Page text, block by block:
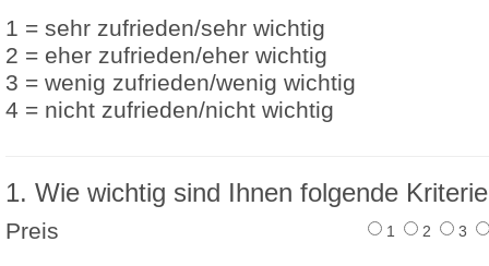
1 = sehr zufrieden/sehr wichtig
2 = eher zufrieden/eher wichtig
3 = wenig zufrieden/wenig wichtig
4 = nicht zufrieden/nicht wichtig
1. Wie wichtig sind Ihnen folgende
Preis 1 2 3